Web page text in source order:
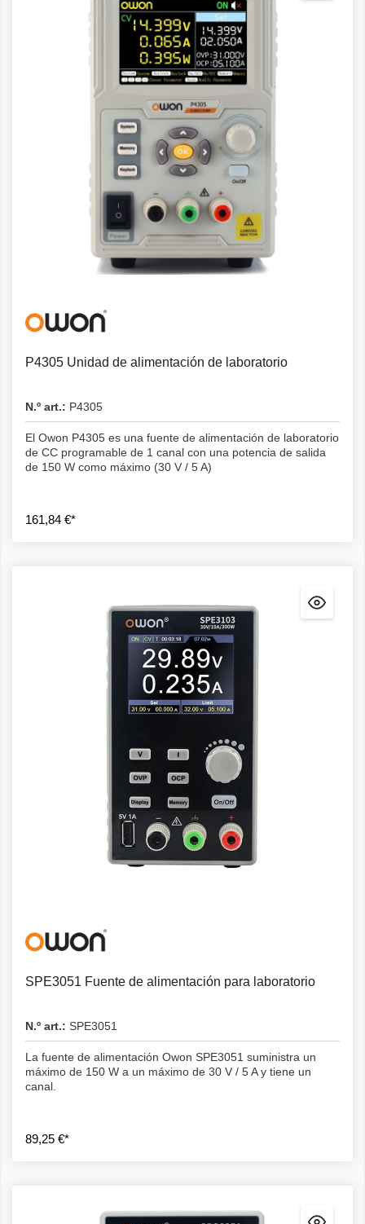
P4305 Unidad de alimentación de laboratorio
N.º art.: P4305
El Owon P4305 es una fuente de alimentación de laboratorio
de CC programable de 1 canal con una potencia de salida
de 150 W como máximo (30 V / 5 A)
161,84 €*
SPE3051 Fuente de alimentación para laboratorio
N.º art.: SPE3051
La fuente de alimentación Owon SPE3051 suministra un
máximo de 150 W a un máximo de 30 V / 5 A y tiene un
canal.
89,25 €*